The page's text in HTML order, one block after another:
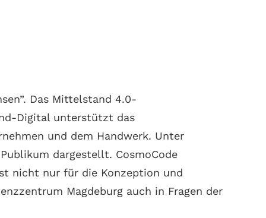
Das Mittelstand 4.0-
Digital unterstützt das
und dem Handwerk. Unter
dargestellt. CosmoCode
nicht nur für die Konzeption und
Magdeburg auch in Fragen der